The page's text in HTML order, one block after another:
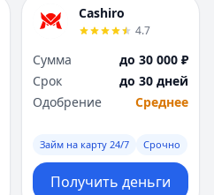
Cashiro
4.7
Сумма
до 30 000 ₽
Срок
до 30 дней
Одобрение
Среднее
Займ на карту 24/7 Срочно
Получить деньги